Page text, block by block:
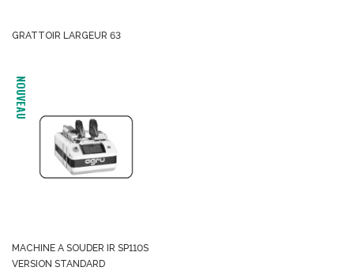
GRATTOIR LARGEUR 63
NOUVEAU
MACHINE A SOUDER IR SP110S
VERSION STANDARD